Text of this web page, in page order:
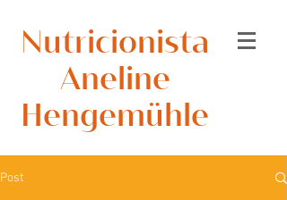
Nutricionista
Aneline
Hengemühle
Post